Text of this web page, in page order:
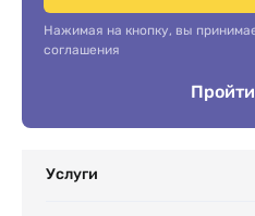
Нажимая на кнопку, вы
соглашения
Услуги